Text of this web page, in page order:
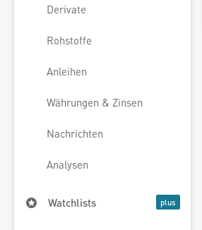
Derivate
Rohstoffe
Anleihen
Währungen & Zinsen
Nachrichten
Analysen
Watchlists